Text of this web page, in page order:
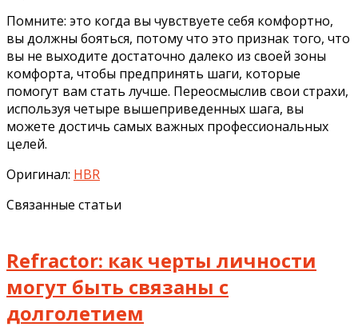
Помните: это когда вы чувствуете себя комфортно,
вы должны бояться, потому что это признак того, что
вы не выходите достаточно далеко из своей зоны
комфорта, чтобы предпринять шаги, которые
помогут вам стать лучше. Переосмыслив свои страхи,
используя четыре вышеприведенных шага, вы
можете достичь самых важных профессиональных
целей.
Оригинал: HBR
Связанные статьи
Refractor: как черты личности
могут быть связаны с
долголетием